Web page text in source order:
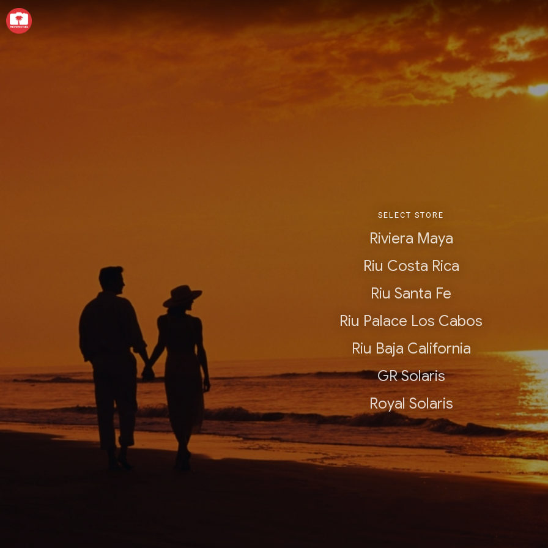
SELECT STORE
Riviera Maya
Riu Costa Rica
Riu Santa Fe
Riu Palace Los Cabos
Riu Baja California
GR Solaris
Royal Solaris